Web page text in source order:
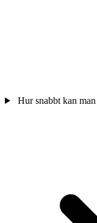
Hur snabbt kan